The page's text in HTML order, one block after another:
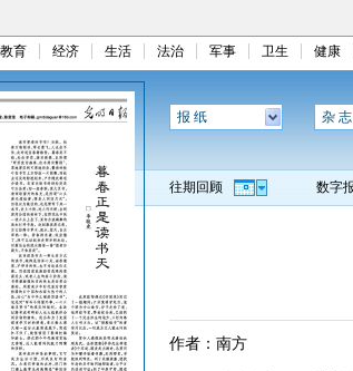
教育 经济 生活 法治 军事 卫生 健康
报 纸 杂 志
往期回顾 数字
作者：南方